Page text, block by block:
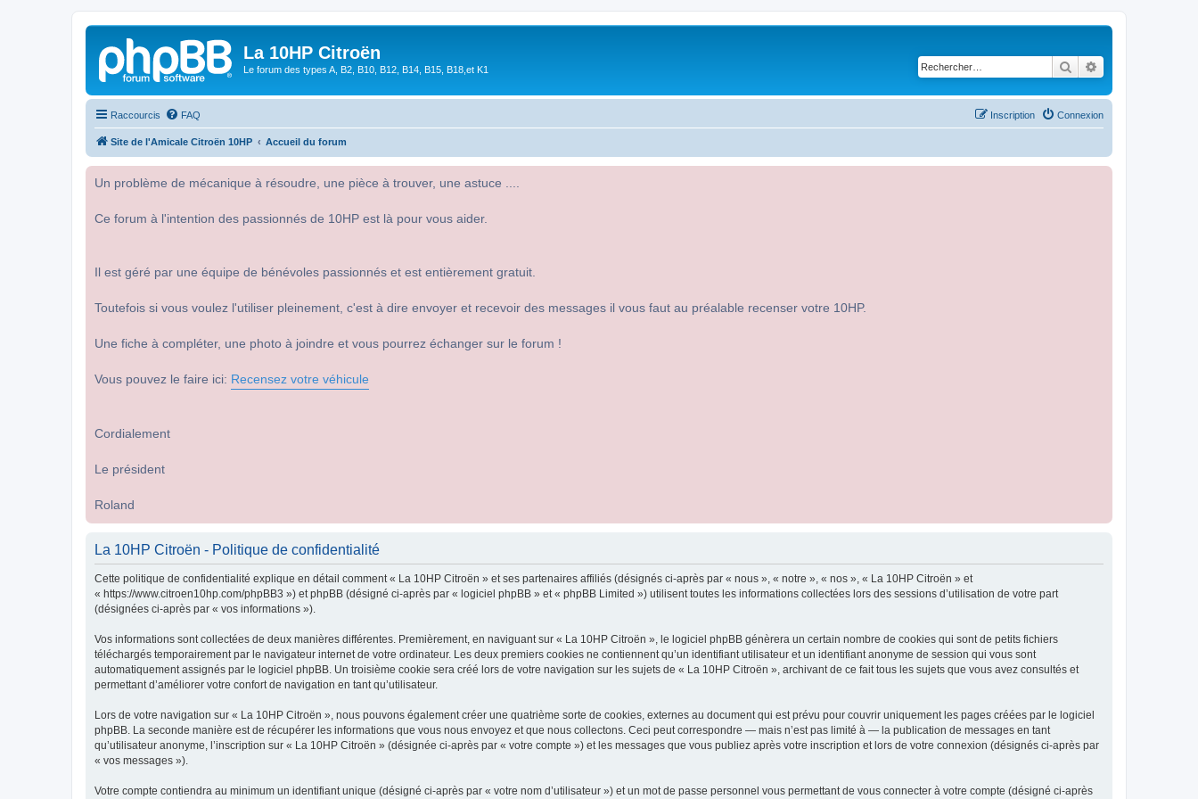
La 10HP Citroën
Le forum des types A, B2, B10, B12, B14, B15, B18,et K1 Rechercher
Raccourcis FAQ Connexion
Inscription
Site de l'Amicale Citroën 10HP Accueil du forum
Un problème de mécanique à résoudre, une pièce à trouver, une astuce ....
Ce forum à l'intention des passionnés de 10HP est là pour vous aider.
Il est géré par une équipe de bénévoles passionnés et est entièrement gratuit.
Toutefois si vous voulez l'utiliser pleinement, c'est à dire envoyer et recevoir des messages il vous faut au préalable recenser votre 10HP.
Une fiche à compléter, une photo à joindre et vous pourrez échanger sur le forum !
Vous pouvez le faire ici: Recensez votre véhicule
Cordialement
Le président
Roland
La 10HP Citroën - Politique de confidentialité
Cette politique de confidentialité explique en détail comment « La 10HP Citroën » et ses partenaires affiliés (désignés ci-après par « nous », « notre », « nos », « La 10HP Citroën » et
« https://www.citroen10hp.com/phpBB3 ») et phpBB (désigné ci-après par « logiciel phpBB » et « phpBB Limited ») utilisent toutes les informations collectées lors des sessions d’utilisation de votre part
(désignées ci-après par « vos informations »).
Vos informations sont collectées de deux manières différentes. Premièrement, en naviguant sur « La 10HP Citroën », le logiciel phpBB génèrera un certain nombre de cookies qui sont de petits fichiers
téléchargés temporairement par le navigateur internet de votre ordinateur. Les deux premiers cookies ne contiennent qu’un identifiant utilisateur et un identifiant anonyme de session qui vous sont
automatiquement assignés par le logiciel phpBB. Un troisième cookie sera créé lors de votre navigation sur les sujets de « La 10HP Citroën », archivant de ce fait tous les sujets que vous avez consultés et
permettant d’améliorer votre confort de navigation en tant qu’utilisateur.
Lors de votre navigation sur « La 10HP Citroën », nous pouvons également créer une quatrième sorte de cookies, externes au document qui est prévu pour couvrir uniquement les pages créées par le logiciel
phpBB. La seconde manière est de récupérer les informations que vous nous envoyez et que nous collectons. Ceci peut correspondre — mais n’est pas limité à — la publication de messages en tant
qu’utilisateur anonyme, l’inscription sur « La 10HP Citroën » (désignée ci-après par « votre compte ») et les messages que vous publiez après votre inscription et lors de votre connexion (désignés ci-après par
« vos messages »).
Votre compte contiendra au minimum un identifiant unique (désigné ci-après par « votre nom d’utilisateur ») et un mot de passe personnel vous permettant de vous connecter à votre compte (désigné ci-après